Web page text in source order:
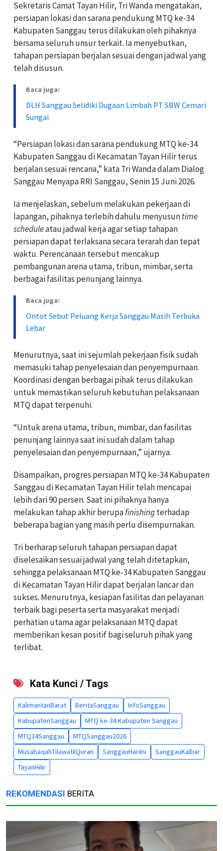
Sekretaris Camat Tayan Hilir, Tri Wanda mengatakan,
persiapan lokasi dan sarana pendukung MTQ ke-34
Kabupaten Sanggau terus dilakukan oleh pihaknya
bersama seluruh unsur terkait. Ia menyebutkan,
tahapan persiapan berjalan sesuai dengan jadwal yang
telah disusun.
Baca juga:
DLH Sanggau Selidiki Dugaan Limbah PT SBW Cemari
Sungai
“Persiapan lokasi dan sarana pendukung MTQ ke-34
Kabupaten Sanggau di Kecamatan Tayan Hilir terus
berjalan sesuai rencana,” kata Tri Wanda dalam Dialog
Sanggau Menyapa RRI Sanggau, Senin 15 Juni 2026.
Ia menjelaskan, sebelum melakukan pekerjaan di
lapangan, pihaknya terlebih dahulu menyusuntime
scheduleatau jadwal kerja agar setiap tahapan
persiapan dapat terlaksana secara terarah dan tepat
waktu. Perencanaan tersebut mencakup
pembangunan arena utama, tribun, mimbar, serta
berbagai fasilitas penunjang lainnya.
Baca juga:
Ontot Sebut Peluang Kerja Sanggau Masih Terbuka
Lebar
Menurutnya, saat ini sejumlah pekerjaan fisik sudah
memasuki tahap penyelesaian dan penyempurnaan.
Koordinasi dengan berbagai pihak terus dilakukan
untuk memastikan seluruh kebutuhan pelaksanaan
MTQ dapat terpenuhi.
“Untuk arena utama, tribun, mimbar, dan fasilitas
penunjang lainnya saat ini sudah dalam tahap
penyelesaian dan penyempurnaan,” ujarnya.
Disampaikan, progres persiapan MTQ ke-34 Kabupaten
Sanggau di Kecamatan Tayan Hilir telah mencapai
lebih dari 90 persen. Saat ini pihaknya hanya
melakukan tahap akhir berupafinishingterhadap
beberapa bagian yang masih perlu disempurnakan.
Tri berharap seluruh tahapan persiapan dapat
diselesaikan sesuai jadwal yang telah ditetapkan,
sehingga pelaksanaan MTQ ke-34 Kabupaten Sanggau
di Kecamatan Tayan Hilir dapat berjalan lancar dan
sukses. Menurutnya, kesiapan fasilitas dan pelayanan
terbaik bagi peserta serta masyarakat menjadi
perhatian utama agar pelaksanaan MTQ dapat
memberikan kesan positif bagi seluruh pihak yang
terlibat.
Kata Kunci / Tags
KalimantanBarat BeritaSanggau
InfoSanggau
KabupatenSanggau
MTQ ke-34 Kabupaten Sanggau
MTQ34Sanggau
MTQSanggau2026
MusabaqahTilawatilQuran
SanggauHariIni
SanggauKalbar
TayanHilir
REKOMENDASI BERITA